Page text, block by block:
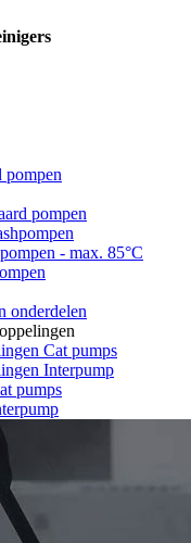
pompen
pompen
- max. 85°C
onderdelen
Cat pumps
Interpump
pumps